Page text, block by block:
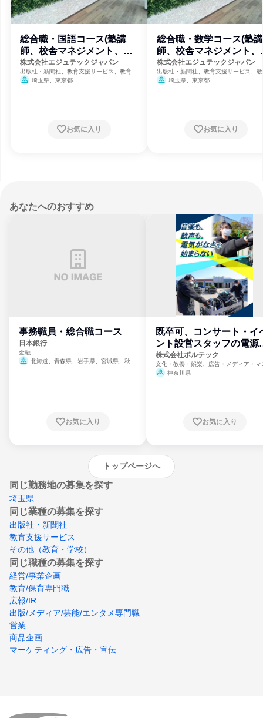
総合職・国語コース(塾講
師、校舎マネジメント、教
材開発等)
株式会社エジュテックジャパン
出版社・新聞社、教育支援サービス、教育・
学校 埼玉県、東京都
お気に入り
総合職・数学コース(塾講
師、校舎マネジメント、
材開発等)
株式会社エジュテックジャパン
出版社・新聞社、教育支援サービス、
学校 埼玉県、東京都
お気に入り
あなたへのおすすめ
事務職員・総合職コース
日本銀行
金融
北海道、青森県、岩手県、宮城県、秋田
崎県、熊本県、大分県、宮崎県、鹿児島県、
お気に入り
既卒可、コンサート・イ
ント設営スタッフの電源
門
株式会社ボルテック
文化・教養・娯楽、広告・メディア・マ
ミ、電力・ガス・水道・エネルギー
神奈川県
お気に入り
トップページへ
同じ勤務地の募集を探す
埼玉県
同じ業種の募集を探す
出版社・新聞社
教育支援サービス
その他（教育・学校）
同じ職種の募集を探す
経営/事業企画
教育/保育専門職
広報/IR
出版/メディア/芸能/エンタメ専門職
営業
商品企画
マーケティング・広告・宣伝